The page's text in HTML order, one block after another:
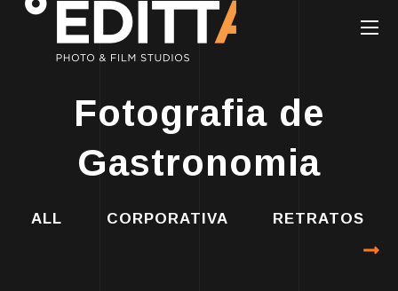
Fotografia de
Gastronomia
ALL CORPORATIVA RETRATOS